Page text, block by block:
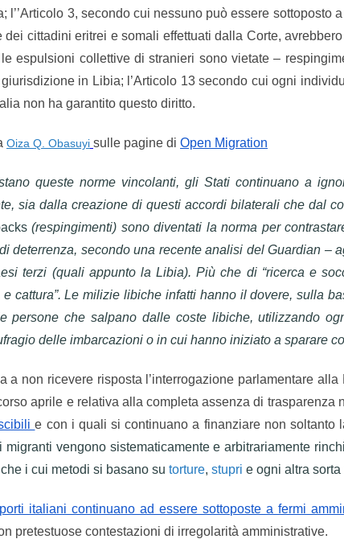
l’’Articolo 3, secondo cui nessuno può essere
dei cittadini eritrei e somali effettuati dalla Corte,
espulsioni collettive di stranieri sono vietate –
in Libia; l’Articolo 13 secondo cui ogni
non ha garantito questo diritto.
Oiza Q. Obasuyi sulle pagine di Open Migration
queste norme vincolanti, gli Stati continuano a
sia dalla creazione di questi accordi bilaterali che dal
(respingimenti) sono diventati la norma per
deterrenza, secondo una recente analisi del Guardian
terzi (quali appunto la Libia). Più che di “ricerca e
e cattura”. Le milizie libiche infatti hanno il dovere, sulla
persone che salpano dalle coste libiche, utilizzando
delle imbarcazioni o in cui hanno iniziato a sparare
a non ricevere risposta l’interrogazione parlamentare
aprile e relativa alla completa assenza di trasparenza
e con i quali si continuano a finanziare non
migranti vengono sistematicamente e arbitrariamente
i cui metodi si basano su torture, stupri e ogni altra sorta
italiani continuano ad essere sottoposte a fermi
pretestuose contestazioni di irregolarità amministrative.